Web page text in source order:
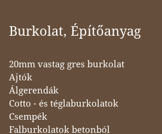
Burkolat, Építőanyag
20mm vastag gres burkolat
Ajtók
Álgerendák
Cotto - és téglaburkolatok
Csempék
Falburkolatok betonból